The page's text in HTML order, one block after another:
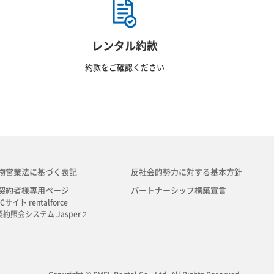
レンタル約款
約款をご確認ください
営業法に基づく表記
約者様専用ページ
サイト rentalforce
約照会システム Jasper２
反社会的勢力に対する基本方針
パートナーシップ構築宣言